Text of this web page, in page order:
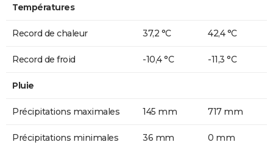
Températures
Record de chaleur 37,2 °C 42,4 °C
Record de froid -10,4 °C -11,3 °C
Pluie
Précipitations maximales 145 mm 717 mm
Précipitations minimales 36 mm 0 mm